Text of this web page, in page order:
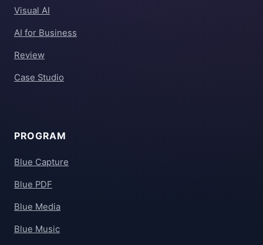
Visual AI
AI for Business
Review
Case Studio
PROGRAM
Blue Capture
Blue PDF
Blue Media
Blue Music